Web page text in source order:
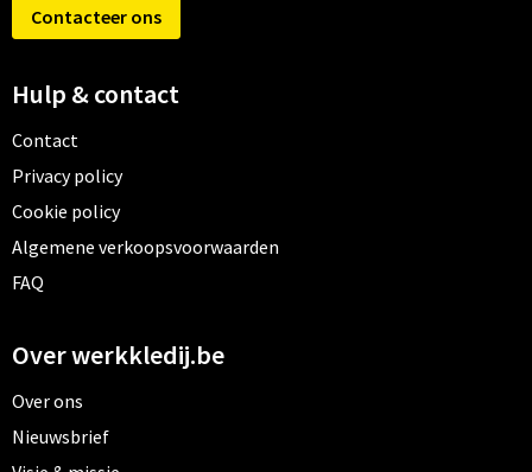
Contacteer ons
Hulp & contact
Contact
Privacy policy
Cookie policy
Algemene verkoopsvoorwaarden
FAQ
Over werkkledij.be
Over ons
Nieuwsbrief